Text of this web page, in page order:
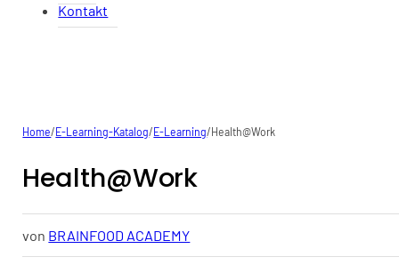
Kontakt
Home/ E-Learning-Katalog/ E-Learning/ Health@Work
Health@Work
von BRAINFOOD ACADEMY